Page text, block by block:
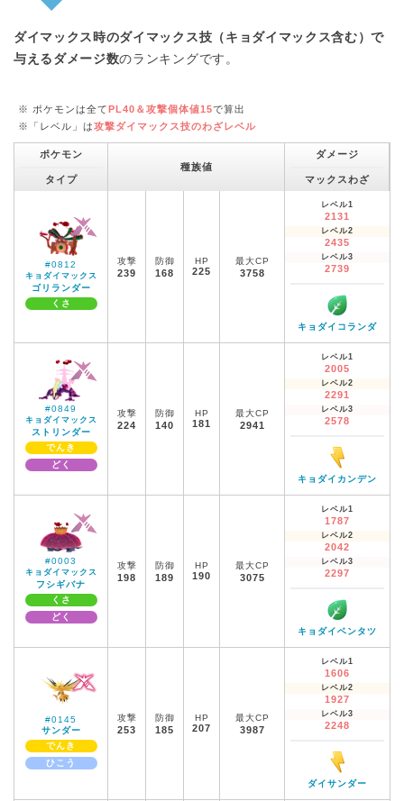
ダイマックス時のダイマックス技（キョダイマックス含む）で
与えるダメージ数のランキングです。
※ ポケモンは全て PL40＆攻撃個体値15で算出
※「レベル」は攻撃ダイマックス技のわざレベル
ポケモン
タイプ
種族値
ダメージ
マックスわざ
#0812
キョダイマックス
ゴリランダー
くさ
攻撃
239
防御
168
HP
225
最大CP
3758
レベル1
2131
レベル2
2435
レベル3
2739
キョダイコランダ
#0849
キョダイマックス
ストリンダー
でんき
どく
攻撃
224
防御
140
HP
181
最大CP
2941
レベル1
2005
レベル2
2291
レベル3
2578
キョダイカンデン
#0003
キョダイマックス
フシギバナ
くさ
どく
攻撃
198
防御
189
HP
190
最大CP
3075
レベル1
1787
レベル2
2042
レベル3
2297
キョダイベンタツ
#0145
サンダー
でんき
ひこう
攻撃
253
防御
185
HP
207
最大CP
3987
レベル1
1606
レベル2
1927
レベル3
2248
ダイサンダー